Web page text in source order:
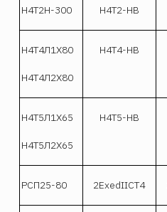
Н4Т2Н-300 Н4Т2-НВ
Н4Т4Л1Х80
Н4Т4Л2Х80
Н4Т4-НВ
Н4Т5Л1Х65
Н4Т5Л2Х65
Н4Т5-НВ
РСП25-80 2ExedIICT4